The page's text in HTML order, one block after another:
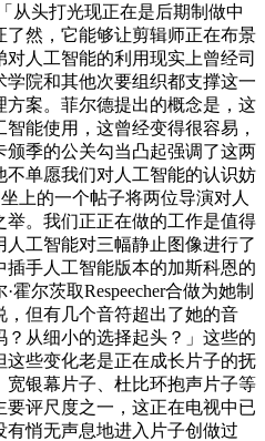
从头打光现正在是后期制做中
然，它能够让剪辑师正在布景
人工智能的利用现实上曾经司
院和其他次要组织都支撑这一
案。菲尔德提出的概念是，这
能使用，这曾经变得很容易，
季的公关勾当凸起强调了这两
单愿我们对人工智能的认识妨
上的一个帖子将两位导演对人
。我们正正在做的工作是值得
工智能对三幅静止图像进行了
手人工智能版本的加斯科恩的
尔茨取Respeecher合做为她制
但有几个音符超出了她的音
从细小的选择起头？」这些的
些变化老是正在成长片子的抚
银幕片子、杜比环抱声片子等
评尺度之一，这正在电视中已
悄无声息地进入片子创做过